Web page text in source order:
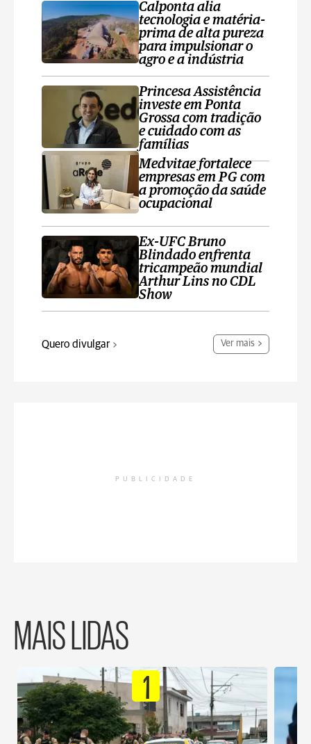
Calponta alia
tecnologia e matéria-
prima de alta pureza
para impulsionar o
agro e a indústria
Princesa Assistência
investe em Ponta
Grossa com tradição
e cuidado com as
famílias
Medvitae fortalece
empresas em PG com
a promoção da saúde
ocupacional
Ex-UFC Bruno
Blindado enfrenta
tricampeão mundial
Arthur Lins no CDL
Show
Quero divulgar Ver mais
PUBLICIDADE
MAIS LIDAS
1